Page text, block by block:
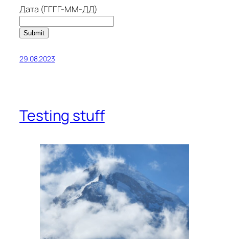
Дата (ГГГГ-ММ-ДД)
Submit
29.08.2023
Testing stuff